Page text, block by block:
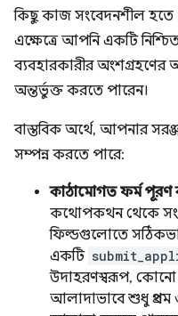
কিছু কাজ সংবেদনশীল হতে
এক্ষেত্রে আপনি একটি
ব্যবহারকারীর
অন্তর্ভুক্ত করতে পারেন।
বাস্তবিক অর্থে, আপনার
সম্পন্ন করতে পারে:
কাঠামোগত ফর্ম
কথোপকথন থেকে
ফিল্ডগুলোতে
একটি
উদাহরণস্বরূপ, কোনো
আলাদাভাবে শুধু